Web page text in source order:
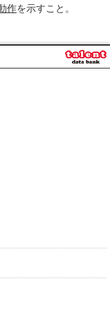
作を示すこと。